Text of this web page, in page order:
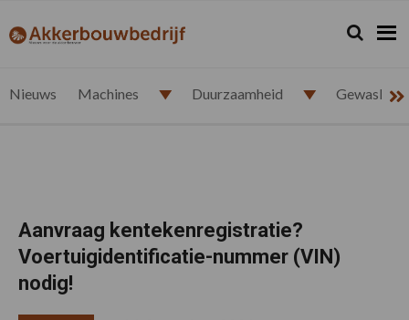
de
de
de
de
akkerbouwbedrijf.nl Zoeken...
Zoek
Nieuws Machines Duurzaamheid
Aanvraag kentekenregistratie?
Voertuigidentificatie-nummer (VIN)
nodig!